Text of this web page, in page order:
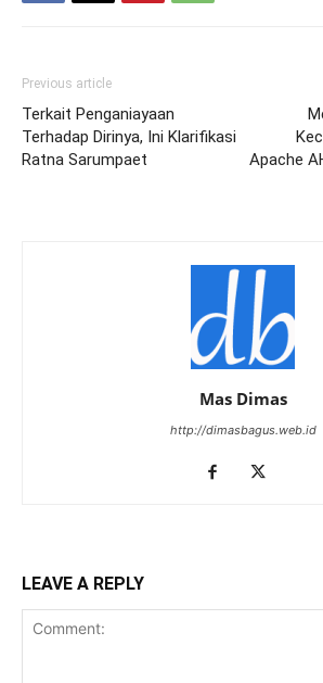
Previous article
Terkait Penganiayaan
Terhadap Dirinya, Ini Klarifikasi
Ratna Sarumpaet
Apache
Mas Dimas
http://dimasbagus.web.id
LEAVE A REPLY